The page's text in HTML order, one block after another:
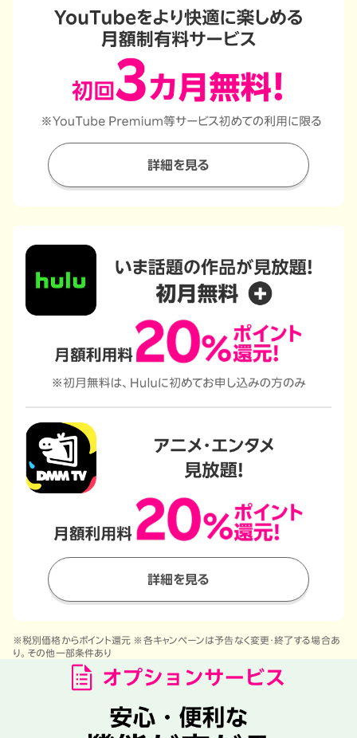
詳細を見る
詳細を見る
※税別価格からポイント還元 ※各キャンペーンは予告なく変更・終了する場合あ
り。その他一部条件あり